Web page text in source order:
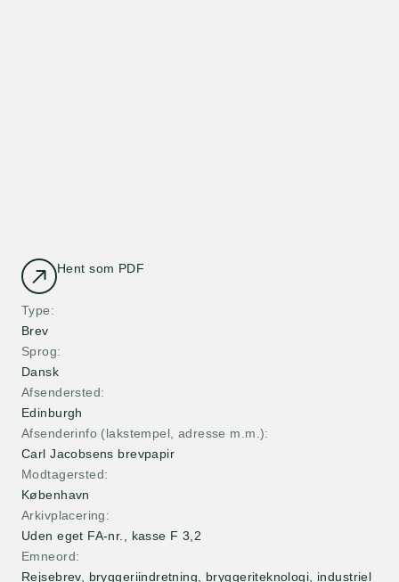
Hent som PDF
Type
Brev
Sprog
Dansk
Afsendersted
Edinburgh
Afsenderinfo (lakstempel, adresse m.m.)
Carl Jacobsens brevpapir
Modtagersted
København
Arkivplacering
Uden eget FA-nr., kasse F 3,2
Emneord
Rejsebrev, bryggeriindretning, bryggeriteknologi, industriel